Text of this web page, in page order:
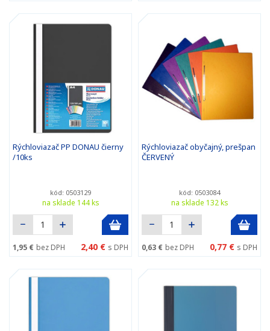
Rýchloviazač PP DONAU čierny
/10ks
kód: 0503129
na sklade 144 ks
1,95 € bez DPH 2,40 € s DPH
Rýchloviazač obyčajný, prešpan
ČERVENÝ
kód: 0503084
na sklade 132 ks
0,63 € bez DPH 0,77 € s DPH